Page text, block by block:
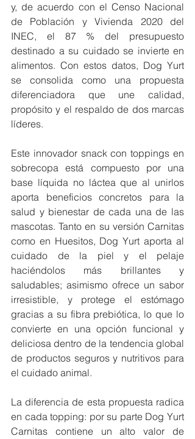
y, de acuerdo con el Censo Nacional
de Población y Vivienda 2020 del
INEC, el 87 % del presupuesto
destinado a su cuidado se invierte en
alimentos. Con estos datos, Dog Yurt
se consolida como una propuesta
diferenciadora que une calidad,
propósito y el respaldo de dos marcas
líderes.
Este innovador snack con toppings en
sobrecopa está compuesto por una
base líquida no láctea que al unirlos
aporta beneficios concretos para la
salud y bienestar de cada una de las
mascotas. Tanto en su versión Carnitas
como en Huesitos, Dog Yurt aporta al
cuidado de la piel y el pelaje
haciéndolos más brillantes y
saludables; asimismo ofrece un sabor
irresistible, y protege el estómago
gracias a su fibra prebiótica, lo que lo
convierte en una opción funcional y
deliciosa dentro de la tendencia global
de productos seguros y nutritivos para
el cuidado animal.
La diferencia de esta propuesta radica
en cada topping: por su parte Dog Yurt
Carnitas contiene un alto valor de